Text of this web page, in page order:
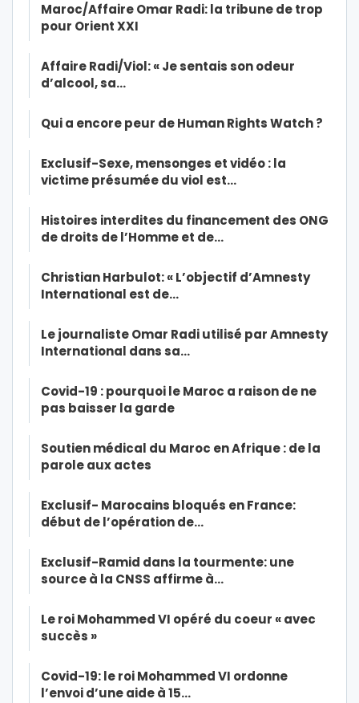
Maroc/Affaire Omar Radi: la tribune de trop
pour Orient XXI
Affaire Radi/Viol: « Je sentais son odeur
d’alcool, sa…
Qui a encore peur de Human Rights Watch ?
Exclusif-Sexe, mensonges et vidéo : la
victime présumée du viol est…
Histoires interdites du financement des ONG
de droits de l’Homme et de…
Christian Harbulot: « L’objectif d’Amnesty
International est de…
Le journaliste Omar Radi utilisé par Amnesty
International dans sa…
Covid-19 : pourquoi le Maroc a raison de ne
pas baisser la garde
Soutien médical du Maroc en Afrique : de la
parole aux actes
Exclusif- Marocains bloqués en France:
début de l’opération de…
Exclusif-Ramid dans la tourmente: une
source à la CNSS affirme à…
Le roi Mohammed VI opéré du coeur « avec
succès »
Covid-19: le roi Mohammed VI ordonne
l’envoi d’une aide à 15…